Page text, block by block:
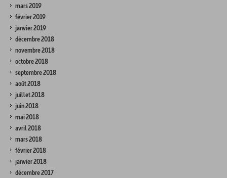
mars 2019
février 2019
janvier 2019
décembre 2018
novembre 2018
octobre 2018
septembre 2018
août 2018
juillet 2018
juin 2018
mai 2018
avril 2018
mars 2018
février 2018
janvier 2018
décembre 2017